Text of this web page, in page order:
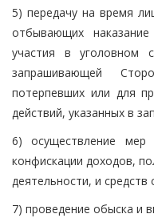
5) передачу на время
отбывающих
участия в уголовном
запрашивающей
потерпевших или для
действий, указанных в
6) осуществление
конфискации доходов,
деятельности, и
7) проведение обыска и